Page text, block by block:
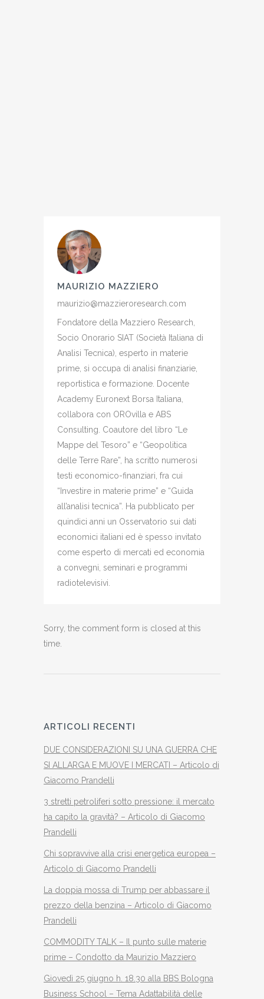
MAURIZIO MAZZIERO
maurizio@mazzieroresearch.com
Fondatore della Mazziero Research,
Socio Onorario SIAT (Società Italiana di
Analisi Tecnica), esperto in materie
prime, si occupa di analisi finanziarie,
reportistica e formazione. Docente
Academy Euronext Borsa Italiana,
collabora con OROvilla e ABS
Consulting. Coautore del libro “Le
Mappe del Tesoro” e “Geopolitica
delle Terre Rare”, ha scritto numerosi
testi economico-finanziari, fra cui
“Investire in materie prime” e “Guida
all’analisi tecnica”. Ha pubblicato per
quindici anni un Osservatorio sui dati
economici italiani ed è spesso invitato
come esperto di mercati ed economia
a convegni, seminari e programmi
radiotelevisivi.
Sorry, the comment form is closed at this
time.
ARTICOLI RECENTI
DUE CONSIDERAZIONI SU UNA GUERRA CHE
SI ALLARGA E MUOVE I MERCATI – Articolo di
Giacomo Prandelli
3 stretti petroliferi sotto pressione: il mercato
ha capito la gravità? – Articolo di Giacomo
Prandelli
Chi sopravvive alla crisi energetica europea –
Articolo di Giacomo Prandelli
La doppia mossa di Trump per abbassare il
prezzo della benzina – Articolo di Giacomo
Prandelli
COMMODITY TALK – Il punto sulle materie
prime – Condotto da Maurizio Mazziero
Giovedì 25 giugno h. 18.30 alla BBS Bologna
Business School – Tema Adattabilità delle